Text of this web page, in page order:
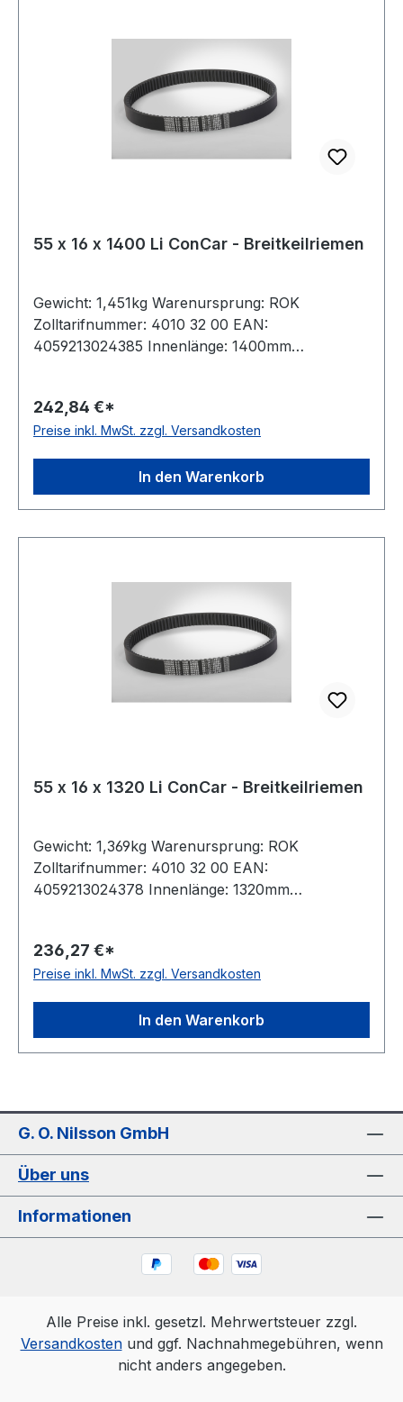
55 x 16 x 1400 Li ConCar - Breitkeilriemen
Gewicht: 1,451kg Warenursprung: ROK
Zolltarifnummer: 4010 32 00 EAN:
4059213024385 Innenlänge: 1400mm
antistatisch: ja Norm: DIN 7719 / ISO 1604 Breite:
55mm Höhe: 16mm Winkel: 28° Material:
242,84 €*
Preise inkl. MwSt. zzgl. Versandkosten
In den Warenkorb
55 x 16 x 1320 Li ConCar - Breitkeilriemen
Gewicht: 1,369kg Warenursprung: ROK
Zolltarifnummer: 4010 32 00 EAN:
4059213024378 Innenlänge: 1320mm
antistatisch: ja Norm: DIN 7719 / ISO 1604 Breite:
55mm Höhe: 16mm Winkel: 28° Material:
236,27 €*
Preise inkl. MwSt. zzgl. Versandkosten
In den Warenkorb
G. O. Nilsson GmbH
Über uns
Informationen
Alle Preise inkl. gesetzl. Mehrwertsteuer zzgl.
Versandkostenund ggf. Nachnahmegebühren, wenn
nicht anders angegeben.